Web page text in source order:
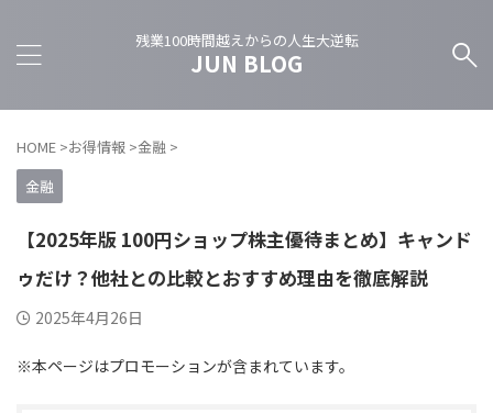
残業100時間越えからの人生大逆転
JUN BLOG
HOME >お得情報 >金融 >
金融
【2025年版 100円ショップ株主優待まとめ】キャンド
ゥだけ？他社との比較とおすすめ理由を徹底解説
2025年4月26日
※本ページはプロモーションが含まれています。